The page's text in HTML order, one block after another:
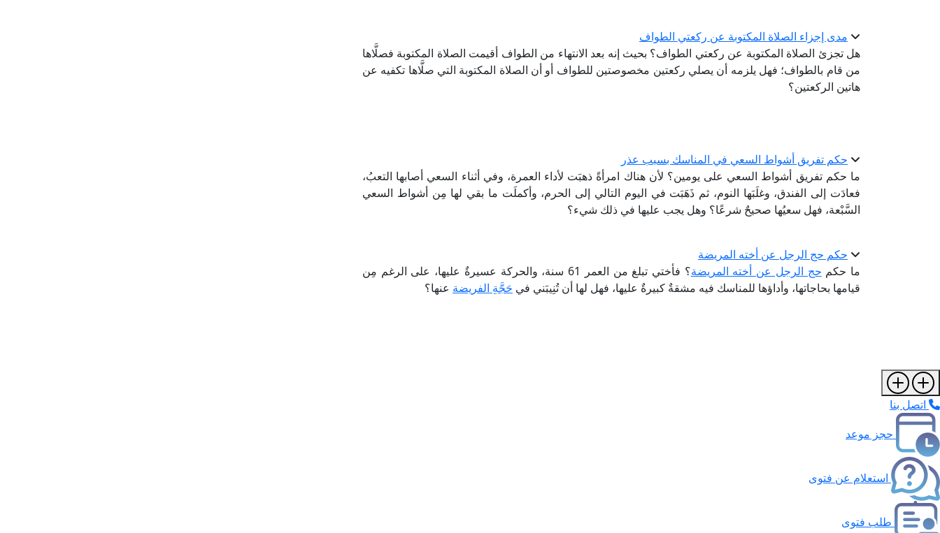
مدى إجزاء الصلاة المكتوبة عن ركعتي الطواف
هل تجزئ الصلاة المكتوبة عن ركعتي الطواف؟ بحيث إنه بعد الانتهاء من الطواف أقيمت الصلاة المكتوبة فصلَّاها
من قام بالطواف؛ فهل يلزمه أن يصلي ركعتين مخصوصتين للطواف أو أن الصلاة المكتوبة التي صلَّاها تكفيه عن
هاتين الركعتين؟
حكم تفريق أشواط السعي في المناسك بسبب عذر
ما حكم تفريق أشواط السعي على يومين؟ لأن هناك امرأةً ذهبَت لأداء العمرة، وفي أثناء السعي أصابها التعبُ،
فعادَت إلى الفندق، وغلَبَها النوم، ثم ذَهَبَت في اليوم التالي إلى الحرم، وأكملَت ما بقي لها مِن أشواط السعي
السَّبْعة، فهل سعيُها صحيحٌ شرعًا؟ وهل يجب عليها في ذلك شيء؟
حكم حج الرجل عن أخته المريضة
ما حكم حج الرجل عن أخته المريضة
؟ فأختي تبلغ من العمر 61 سنة، والحركة عسيرةٌ عليها، على الرغم مِن
قيامها بحاجاتها، وأداؤها للمناسك فيه مشقةٌ كبيرةٌ عليها، فهل لها أن تُنِيبَني في حَجَّةِ الفريضة عنها؟
اتصل بنا
حجز موعد
استعلام عن فتوى
طلب فتوى